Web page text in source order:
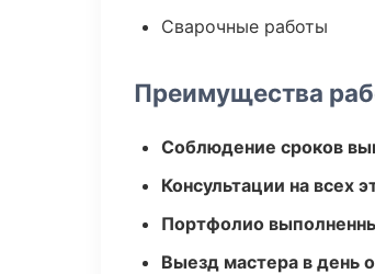
Сварочные работы
Преимущества
Соблюдение сроков
Консультации на всех
Портфолио
Выезд мастера в день